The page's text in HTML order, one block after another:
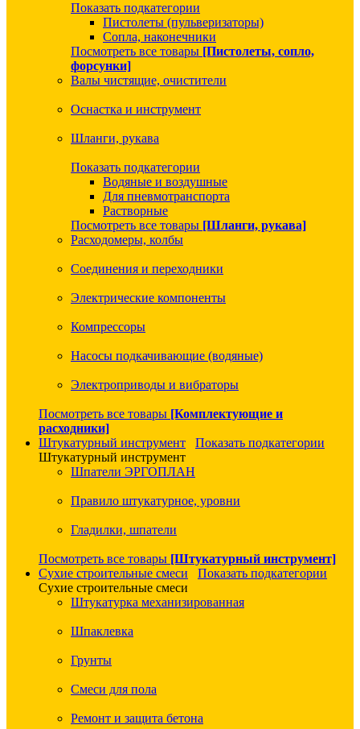
Показать подкатегории
Пистолеты (пульверизаторы)
Сопла, наконечники
Посмотреть все товары [Пистолеты, сопло,
форсунки]
Валы чистящие, очистители
Оснастка и инструмент
Шланги, рукава
Показать подкатегории
Водяные и воздушные
Для пневмотранспорта
Растворные
Посмотреть все товары [Шланги, рукава]
Расходомеры, колбы
Соединения и переходники
Электрические компоненты
Компрессоры
Насосы подкачивающие (водяные)
Электроприводы и вибраторы
Посмотреть все товары [Комплектующие и
расходники]
Штукатурный инструмент
Показать подкатегории
Штукатурный инструмент
Шпатели ЭРГОПЛАН
Правило штукатурное, уровни
Гладилки, шпатели
Посмотреть все товары [Штукатурный инструмент]
Сухие строительные смеси
Показать подкатегории
Сухие строительные смеси
Штукатурка механизированная
Шпаклевка
Грунты
Смеси для пола
Ремонт и защита бетона